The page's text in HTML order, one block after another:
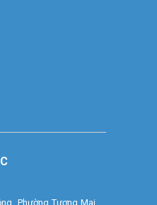
Phường Tương Mai